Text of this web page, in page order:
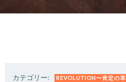
カテゴリー: REVOLUTION〜肯定の